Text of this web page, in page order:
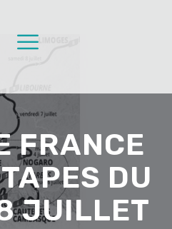
FRANCE
DU
JUILLET